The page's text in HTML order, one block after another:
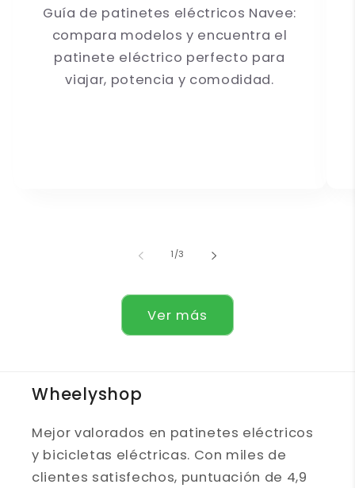
Guía de patinetes eléctricos Navee:
compara modelos y encuentra el
patinete eléctrico perfecto para
viajar, potencia y comodidad.
1/de
3
Ver más
Wheelyshop
Mejor valorados en patinetes eléctricos
y bicicletas eléctricas. Con miles de
clientes satisfechos, puntuación de 4,9